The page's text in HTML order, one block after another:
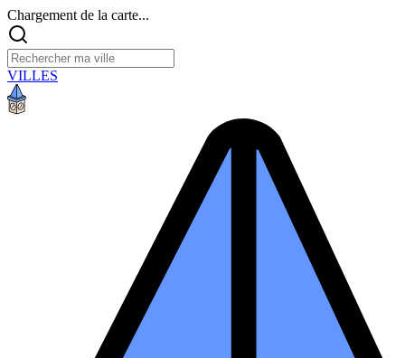
Chargement de la carte...
VILLES